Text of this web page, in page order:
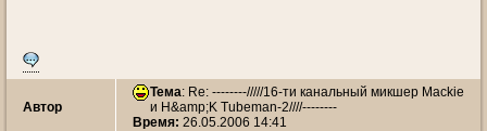
Автор
Тема: Re: --------/////16-ти канальный микшер Mackie
и H&amp;K Tubeman-2////--------
Время: 26.05.2006 14:41